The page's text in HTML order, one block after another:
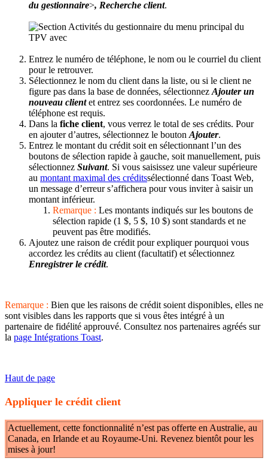
du gestionnaire>, Recherche client.
Entrez le numéro de téléphone, le nom ou le courriel du client
pour le retrouver.
Sélectionnez le nom du client dans la liste, ou si le client ne
figure pas dans la base de données, sélectionnez Ajouter un
nouveau clientet entrez ses coordonnées. Le numéro de
téléphone est requis.
Dans la fiche client, vous verrez le total de ses crédits. Pour
en ajouter d’autres, sélectionnez le bouton Ajouter.
Entrez le montant du crédit soit en sélectionnant l’un des
boutons de sélection rapide à gauche, soit manuellement, puis
sélectionnez Suivant. Si vous saisissez une valeur supérieure
au montant maximal des créditssélectionné dans Toast Web,
un message d’erreur s’affichera pour vous inviter à saisir un
montant inférieur.
Remarque : Les montants indiqués sur les boutons de
sélection rapide (1 $, 5 $, 10 $) sont standards et ne
peuvent pas être modifiés.
Ajoutez une raison de crédit pour expliquer pourquoi vous
accordez les crédits au client (facultatif) et sélectionnez
Enregistrer le crédit.
Remarque : Bien que les raisons de crédit soient disponibles, elles ne
sont visibles dans les rapports que si vous êtes intégré à un
partenaire de fidélité approuvé. Consultez nos partenaires agréés sur
la page Intégrations Toast.
Haut de page
Appliquer le crédit client
Actuellement, cette fonctionnalité n’est pas offerte en Australie, au
Canada, en Irlande et au Royaume-Uni. Revenez bientôt pour les
mises à jour!